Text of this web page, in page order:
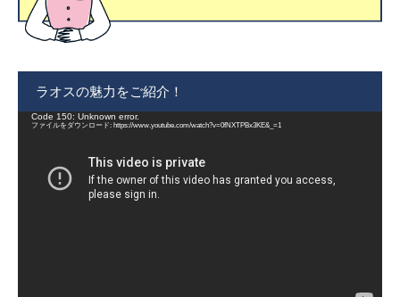
ラオスの魅力をご紹介！
Code 150: Unknown error.
ファイルをダウンロード: https://www.youtube.com/watch?v=0fNXTPBx3KE&_=1